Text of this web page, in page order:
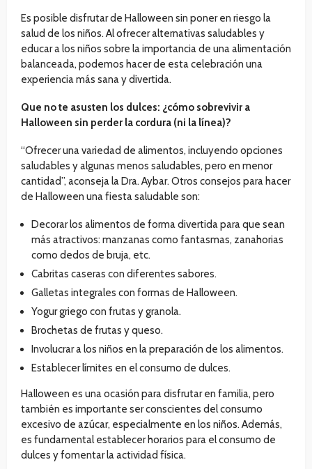
Es posible disfrutar de Halloween sin poner en riesgo la
salud de los niños. Al ofrecer alternativas saludables y
educar a los niños sobre la importancia de una alimentación
balanceada, podemos hacer de esta celebración una
experiencia más sana y divertida.
Que no te asusten los dulces: ¿cómo sobrevivir a
Halloween sin perder la cordura (ni la línea)?
“Ofrecer una variedad de alimentos, incluyendo opciones
saludables y algunas menos saludables, pero en menor
cantidad”, aconseja la Dra. Aybar. Otros consejos para hacer
de Halloween una fiesta saludable son:
Decorar los alimentos de forma divertida para que sean
más atractivos: manzanas como fantasmas, zanahorias
como dedos de bruja, etc.
Cabritas caseras con diferentes sabores.
Galletas integrales con formas de Halloween.
Yogur griego con frutas y granola.
Brochetas de frutas y queso.
Involucrar a los niños en la preparación de los alimentos.
Establecer límites en el consumo de dulces.
Halloween es una ocasión para disfrutar en familia, pero
también es importante ser conscientes del consumo
excesivo de azúcar, especialmente en los niños. Además,
es fundamental establecer horarios para el consumo de
dulces y fomentar la actividad física.